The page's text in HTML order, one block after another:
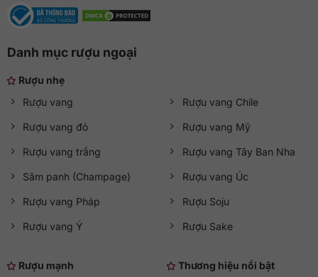
Danh mục rượu ngoại
Rượu nhẹ
Rượu vang
Rượu vang đỏ
Rượu vang trắng
Sâm panh (Champage)
Rượu vang Pháp
Rượu vang Ý
Rượu vang Chile
Rượu vang Mỹ
Rượu vang Tây Ban Nha
Rượu vang Úc
Rượu Soju
Rượu Sake
Rượu mạnh
Thương hiệu nổi bật